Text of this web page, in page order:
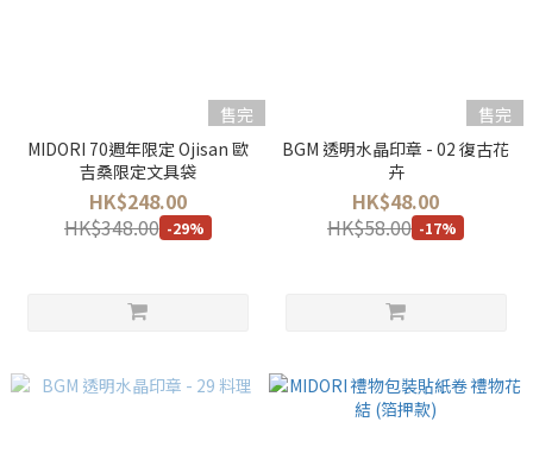
售完
MIDORI 70週年限定 Ojisan 歐
吉桑限定文具袋
HK$248.00
HK$348.00 -29%
售完
BGM 透明水晶印章 - 02 復古花
卉
HK$48.00
HK$58.00 -17%